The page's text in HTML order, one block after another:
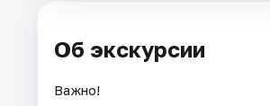
Об экскурсии
Важно!